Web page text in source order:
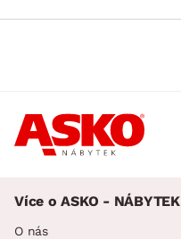
Více o ASKO - NÁBYTEK
O nás